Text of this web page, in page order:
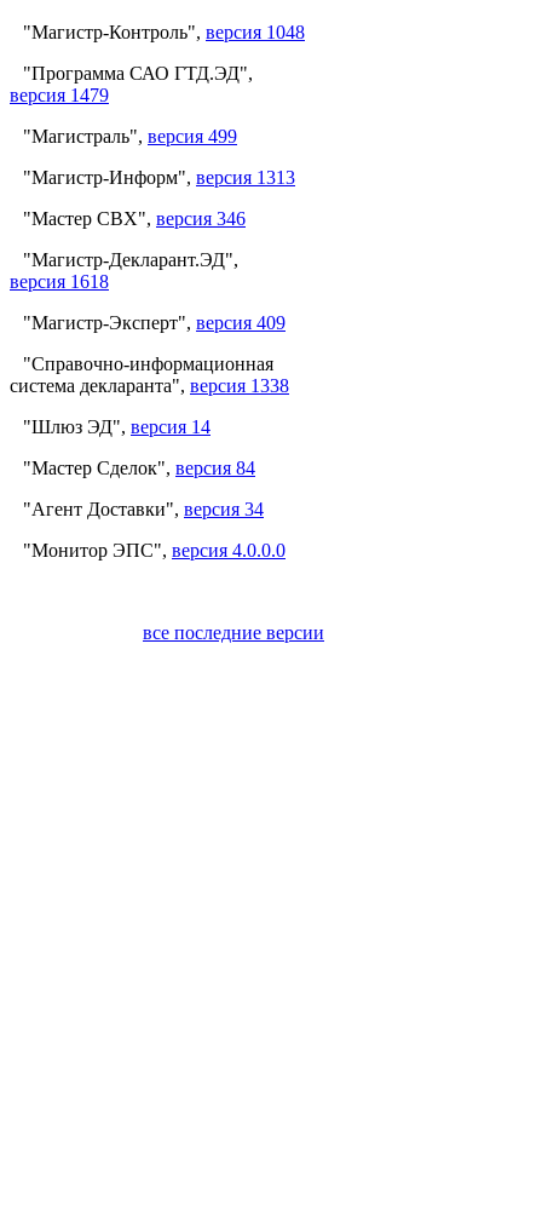
"Магистр-Контроль", версия 1048
"Программа САО ГТД.ЭД",
версия 1479
"Магистраль", версия 499
"Магистр-Информ", версия 1313
"Мастер СВХ", версия 346
"Магистр-Декларант.ЭД",
версия 1618
"Магистр-Эксперт", версия 409
"Справочно-информационная
система декларанта", версия 1338
"Шлюз ЭД", версия 14
"Мастер Сделок", версия 84
"Агент Доставки", версия 34
"Монитор ЭПС", версия 4.0.0.0
все последние версии